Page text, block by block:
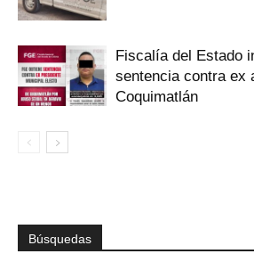
Fiscalía del Estado
sentencia contra ex
Coquimatlán
Búsquedas